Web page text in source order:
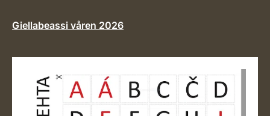
Giellabeassi våren 2026